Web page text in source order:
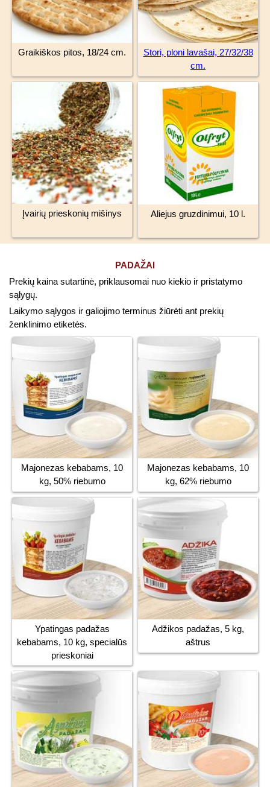
Graikiškos pitos, 18/24 cm.
Stori, ploni lavašai, 27/32/38
cm.
Įvairių prieskonių mišinys Aliejus gruzdinimui, 10 l.
PADAŽAI
Prekių kaina sutartinė, priklausomai nuo kiekio ir pristatymo
sąlygų.
Laikymo sąlygos ir galiojimo terminus žiūrėti ant prekių
ženklinimo etiketės.
Majonezas kebabams, 10
kg, 50% riebumo
Majonezas kebabams, 10
kg, 62% riebumo
Ypatingas padažas
kebabams, 10 kg, specialūs
prieskoniai
Adžikos padažas, 5 kg,
aštrus